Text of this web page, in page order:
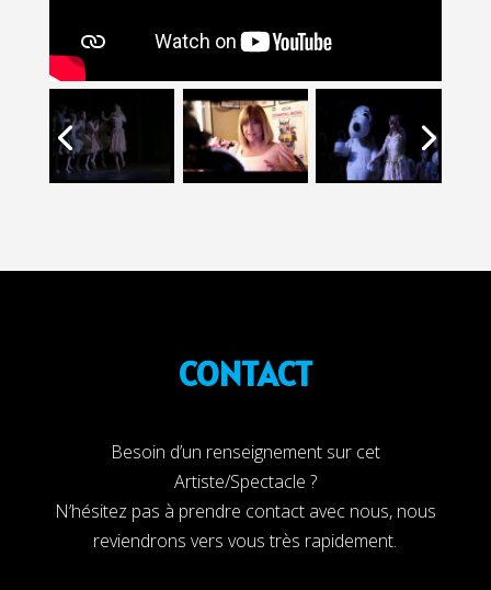
CONTACT
Besoin d’un renseignement sur cet
Artiste/Spectacle ?
N’hésitez pas à prendre contact avec nous, nous
reviendrons vers vous très rapidement.